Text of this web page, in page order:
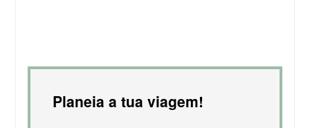
Planeia a tua viagem!